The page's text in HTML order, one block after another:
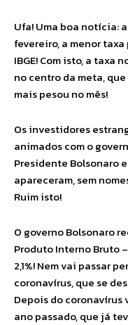
Ufa! Uma boa notícia:
fevereiro, a menor taxa
IBGE! Com isto, a taxa
no centro da meta,
mais pesou no mês!
Os investidores
animados com o
Presidente Bolsonaro
apareceram, sem
Ruim isto!
O governo Bolsonaro
Produto Interno Bruto
2,1%! Nem vai passar
coronavírus, que se
Depois do coronavírus
ano passado, que já